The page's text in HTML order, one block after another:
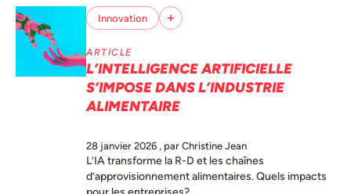
Innovation
ARTICLE
L’INTELLIGENCE ARTIFICIELLE
S’IMPOSE DANS L’INDUSTRIE
ALIMENTAIRE
28 janvier 2026 , par Christine Jean
L’IA transforme la R-D et les chaînes
d’approvisionnement alimentaires. Quels impacts